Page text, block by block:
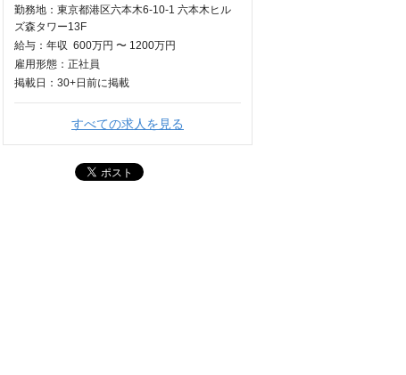
勤務地：東京都港区六本木6-10-1 六本木ヒル
ズ森タワー13F
給与： 年収 600万円 〜 1200万円
雇用形態：正社員
掲載日： 30+日 前に掲載
すべての求人を見る